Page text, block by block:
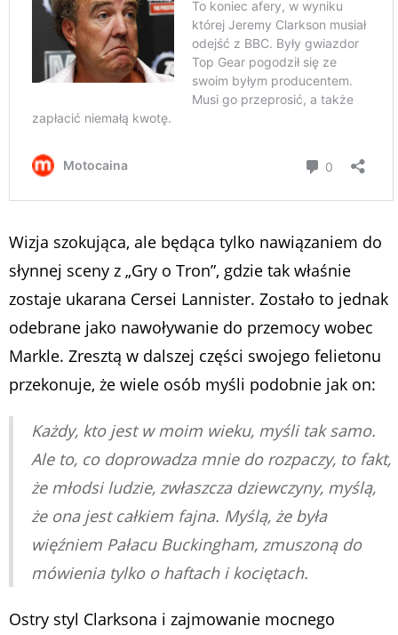
Wizja szokująca, ale będąca tylko nawiązaniem do
słynnej sceny z „Gry o Tron”, gdzie tak właśnie
zostaje ukarana Cersei Lannister. Zostało to jednak
odebrane jako nawoływanie do przemocy wobec
Markle. Zresztą w dalszej części swojego felietonu
przekonuje, że wiele osób myśli podobnie jak on:
Każdy, kto jest w moim wieku, myśli tak samo.
Ale to, co doprowadza mnie do rozpaczy, to fakt,
że młodsi ludzie, zwłaszcza dziewczyny, myślą,
że ona jest całkiem fajna. Myślą, że była
więźniem Pałacu Buckingham, zmuszoną do
mówienia tylko o haftach i kociętach.
Ostry styl Clarksona i zajmowanie mocnego